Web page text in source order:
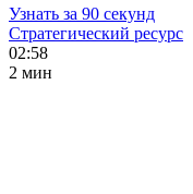
Узнать за 90 секунд
Стратегический ресурс
02:58
2 мин